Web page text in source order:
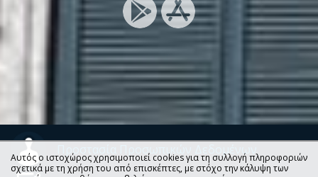
Προστασία Προσωπικών Δεδομένων
Αυτός ο ιστοχώρος χρησιμοποιεί cookies για τη συλλογή πληροφοριών
σχετικά με τη χρήση του από επισκέπτες, με στόχο την κάλυψη των